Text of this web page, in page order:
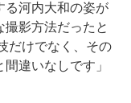
る河内大和の姿が
影方法だったと
だけでなく、その
違いなしです」